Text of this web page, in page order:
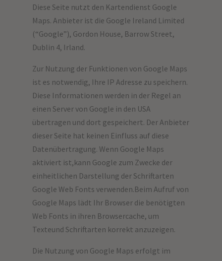
Diese Seite nutzt den Kartendienst Google
Maps. Anbieter ist die Google Ireland Limited
(“Google”), Gordon House, Barrow Street,
Dublin 4, Irland.
Zur Nutzung der Funktionen von Google Maps
ist es notwendig, Ihre IP Adresse zu speichern.
Diese Informationen werden in der Regel an
einen Server von Google in den USA
übertragen und dort gespeichert. Der Anbieter
dieser Seite hat keinen Einfluss auf diese
Datenübertragung. Wenn Google Maps
aktiviert ist,kann Google zum Zwecke der
einheitlichen Darstellung der Schriftarten
Google Web Fonts verwenden.Beim Aufruf von
Google Maps lädt Ihr Browser die benötigten
Web Fonts in ihren Browsercache, um
Texteund Schriftarten korrekt anzuzeigen.
Die Nutzung von Google Maps erfolgt im